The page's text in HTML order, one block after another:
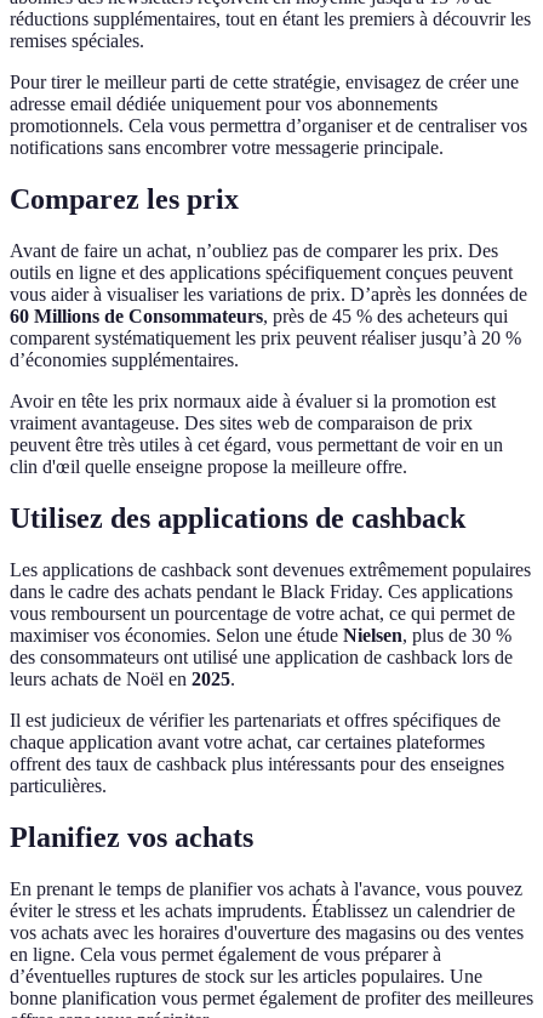
réductions supplémentaires, tout en étant les premiers à découvrir les
remises spéciales.
Pour tirer le meilleur parti de cette stratégie, envisagez de créer une
adresse email dédiée uniquement pour vos abonnements
promotionnels. Cela vous permettra d’organiser et de centraliser vos
notifications sans encombrer votre messagerie principale.
Comparez les prix
Avant de faire un achat, n’oubliez pas de comparer les prix. Des
outils en ligne et des applications spécifiquement conçues peuvent
vous aider à visualiser les variations de prix. D’après les données de
60 Millions de Consommateurs, près de 45 % des acheteurs qui
comparent systématiquement les prix peuvent réaliser jusqu’à 20 %
d’économies supplémentaires.
Avoir en tête les prix normaux aide à évaluer si la promotion est
vraiment avantageuse. Des sites web de comparaison de prix
peuvent être très utiles à cet égard, vous permettant de voir en un
clin d'œil quelle enseigne propose la meilleure offre.
Utilisez des applications de cashback
Les applications de cashback sont devenues extrêmement populaires
dans le cadre des achats pendant le Black Friday. Ces applications
vous remboursent un pourcentage de votre achat, ce qui permet de
maximiser vos économies. Selon une étude Nielsen, plus de 30 %
des consommateurs ont utilisé une application de cashback lors de
leurs achats de Noël en 2025.
Il est judicieux de vérifier les partenariats et offres spécifiques de
chaque application avant votre achat, car certaines plateformes
offrent des taux de cashback plus intéressants pour des enseignes
particulières.
Planifiez vos achats
En prenant le temps de planifier vos achats à l'avance, vous pouvez
éviter le stress et les achats imprudents. Établissez un calendrier de
vos achats avec les horaires d'ouverture des magasins ou des ventes
en ligne. Cela vous permet également de vous préparer à
d’éventuelles ruptures de stock sur les articles populaires. Une
bonne planification vous permet également de profiter des meilleures